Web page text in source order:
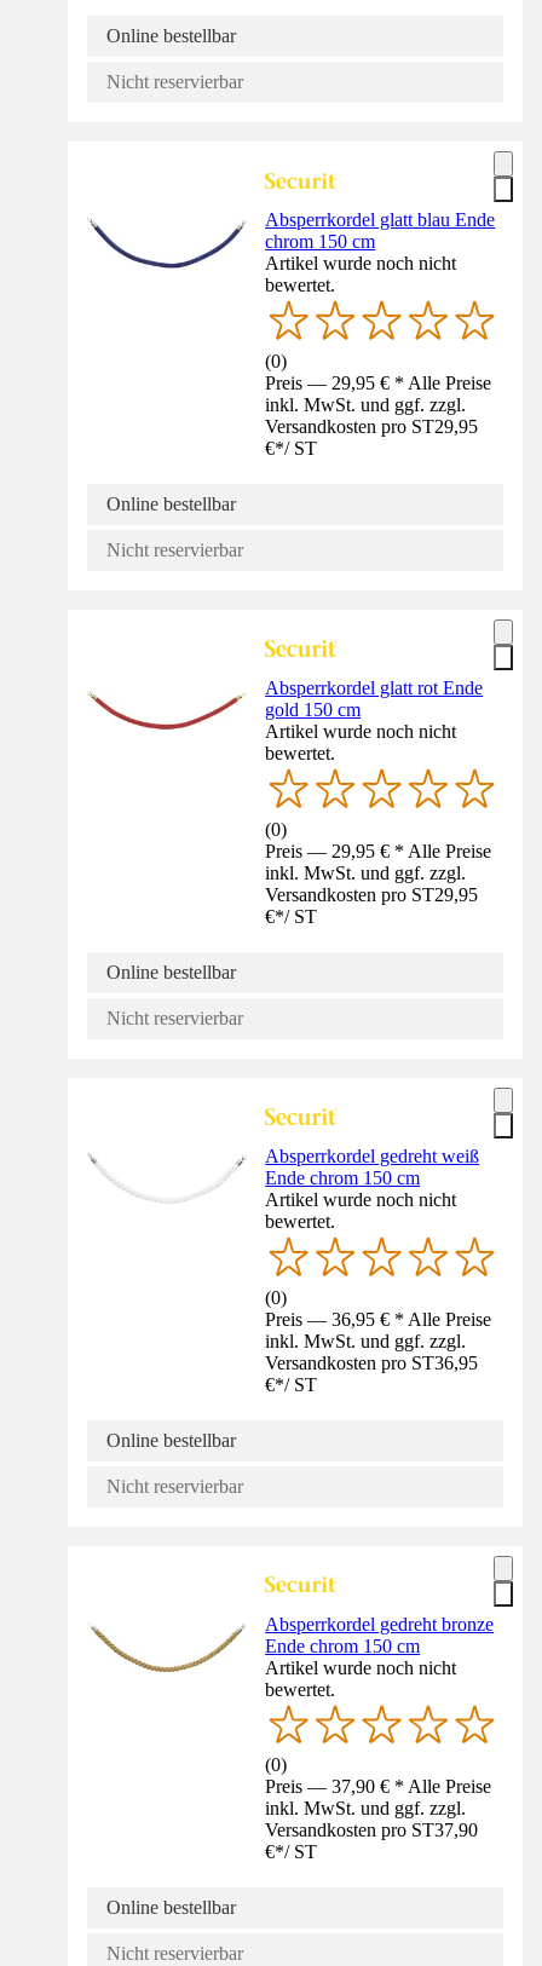
Online bestellbar
Nicht reservierbar
Absperrkordel glatt blau Ende
chrom 150 cm
Artikel wurde noch nicht
bewertet.
(0)
Preis — 29,95 € * Alle Preise
inkl. MwSt. und ggf. zzgl.
Versandkosten pro ST29,95
€*/ ST
Online bestellbar
Nicht reservierbar
Absperrkordel glatt rot Ende
gold 150 cm
Artikel wurde noch nicht
bewertet.
(0)
Preis — 29,95 € * Alle Preise
inkl. MwSt. und ggf. zzgl.
Versandkosten pro ST29,95
€*/ ST
Online bestellbar
Nicht reservierbar
Absperrkordel gedreht weiß
Ende chrom 150 cm
Artikel wurde noch nicht
bewertet.
(0)
Preis — 36,95 € * Alle Preise
inkl. MwSt. und ggf. zzgl.
Versandkosten pro ST36,95
€*/ ST
Online bestellbar
Nicht reservierbar
Absperrkordel gedreht bronze
Ende chrom 150 cm
Artikel wurde noch nicht
bewertet.
(0)
Preis — 37,90 € * Alle Preise
inkl. MwSt. und ggf. zzgl.
Versandkosten pro ST37,90
€*/ ST
Online bestellbar
Nicht reservierbar